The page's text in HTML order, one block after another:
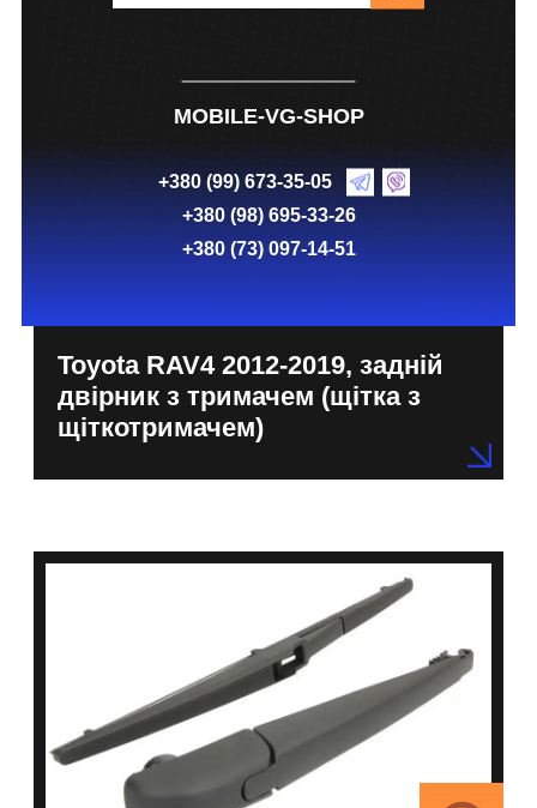
MOBILE-VG-SHOP
+380 (99) 673-35-05
+380 (98) 695-33-26
+380 (73) 097-14-51
Toyota RAV4 2012-2019, задній
двірник з тримачем (щітка з
щіткотримачем)